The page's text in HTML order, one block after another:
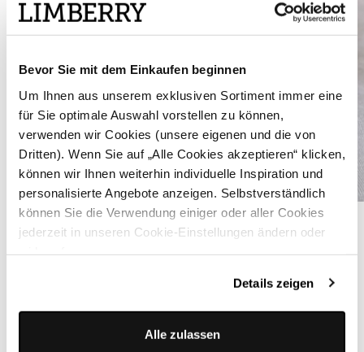
Bevor Sie mit dem Einkaufen beginnen
Um Ihnen aus unserem exklusiven Sortiment immer eine
für Sie optimale Auswahl vorstellen zu können,
verwenden wir Cookies (unsere eigenen und die von
Dritten). Wenn Sie auf „Alle Cookies akzeptieren“ klicken,
können wir Ihnen weiterhin individuelle Inspiration und
personalisierte Angebote anzeigen. Selbstverständlich
können Sie die Verwendung einiger oder aller Cookies
jederzeit in unseren Cookie-Einstellungen ändern oder
Details zeigen
Alle zulassen
Schnür-Sandalen aus Leder mit Blockabsatz - SOPHIE SAND